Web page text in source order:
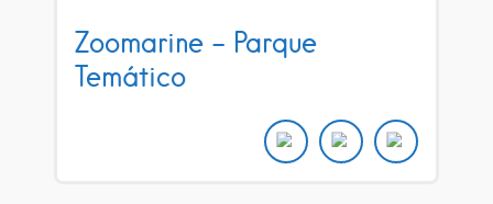
Zoomarine – Parque
Temático